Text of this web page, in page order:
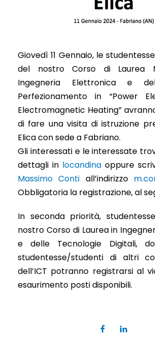
Giovedì 11 Gennaio, le
del nostro Corso di Laurea
Ingegneria Elettronica e
Perfezionamento in “Power
Electromagnetic Heating”
di fare una visita di istruzione
Elica con sede a Fabriano.
Gli interessati e le interessate
dettagli in locandina oppure
Massimo Conti all’indirizzo
Obbligatoria la registrazione, al
In seconda priorità,
nostro Corso di Laurea in
e delle Tecnologie Digitali,
studentesse/studenti di altri
dell’ICT potranno registrarsi al
esaurimento posti disponibili.